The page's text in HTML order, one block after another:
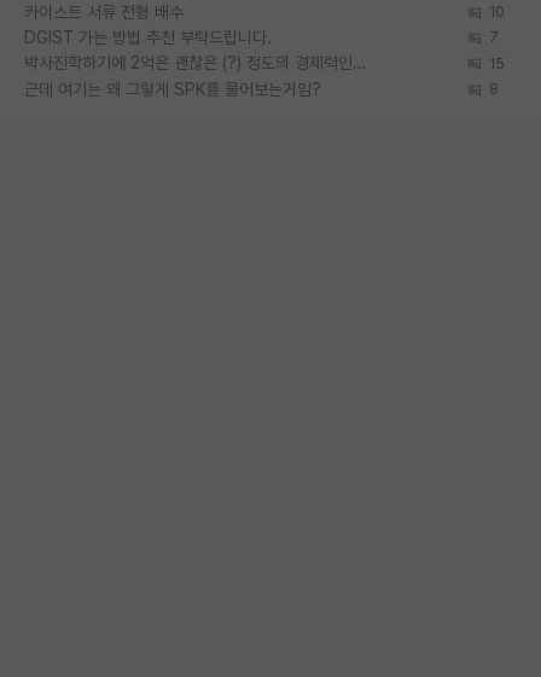
카이스트 서류 전형 배수 10
DGIST 가는 방법 추천 부탁드립니다. 7
박사진학하기에 2억은 괜찮은 (?) 정도의 경제력인가요 15
근데 여기는 왜 그렇게 SPK를 물어보는거임? 8